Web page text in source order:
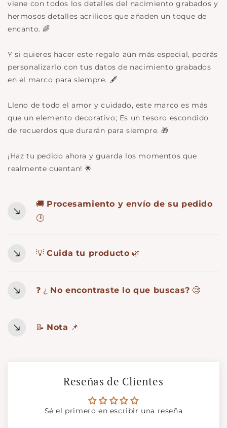
viene con todos los detalles del nacimiento grabados y
hermosos detalles acrílicos que añaden un toque de
encanto. 🌈
Y si quieres hacer este regalo aún más especial, podrás
personalizarlo con tus datos de nacimiento grabados
en el marco para siempre. 🖋️
Lleno de todo el amor y cuidado, este marco es más
que un elemento decorativo; Es un tesoro escondido
de recuerdos que durarán para siempre. 🎁
¡Haz tu pedido ahora y guarda los momentos que
realmente cuentan! 🌟
🚚 Procesamiento y envío de su pedido
🕒
💡Cuida tu producto 🌿
❓ ¿ No encontraste lo que buscas? 🧐
📝 Nota 📌
Reseñas de Clientes
Sé el primero en escribir una reseña